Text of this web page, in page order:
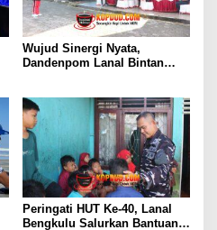
Wujud Sinergi Nyata,
Dandenpom Lanal Bintan
Peringati HUT Ke-40, Lanal
Bengkulu Salurkan Bantuan